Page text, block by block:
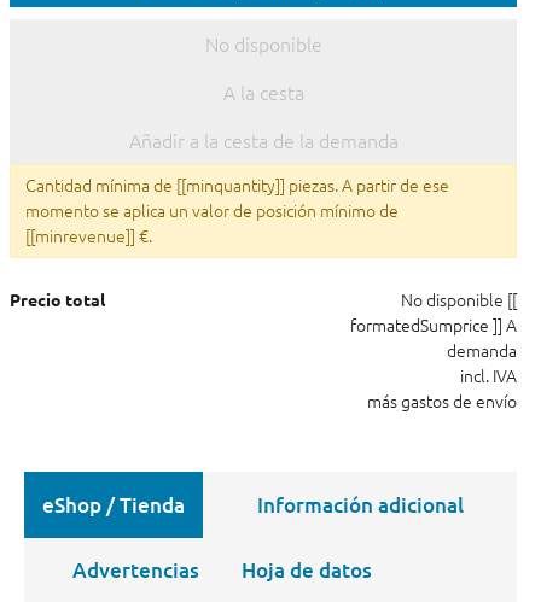
No disponible
A la cesta
Añadir a la cesta de la demanda
Cantidad mínima de [[minquantity]] piezas. A partir de ese
momento se aplica un valor de posición mínimo de
[[minrevenue]] €.
Precio total No disponible [[
formatedSumprice ]] A
demanda
incl. IVA
más gastos de envío
eShop / Tienda Información adicional
Advertencias Hoja de datos